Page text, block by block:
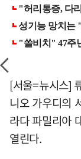
[서울=뉴시스]
니오 가우디의
라다 파밀리아
열린다.